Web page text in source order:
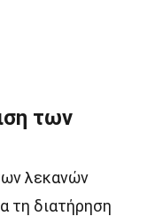
των
λεκανών
τη διατήρηση